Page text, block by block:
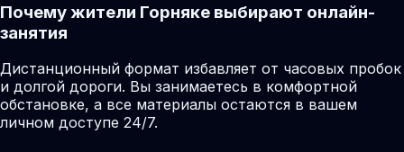
Почему жители Горняке выбирают онлайн-
занятия
Дистанционный формат избавляет от часовых пробок
и долгой дороги. Вы занимаетесь в комфортной
обстановке, а все материалы остаются в вашем
личном доступе 24/7.